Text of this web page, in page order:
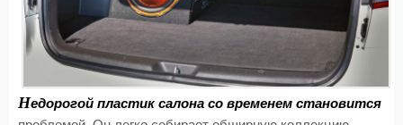
Недорогой пластик салона со временем становится